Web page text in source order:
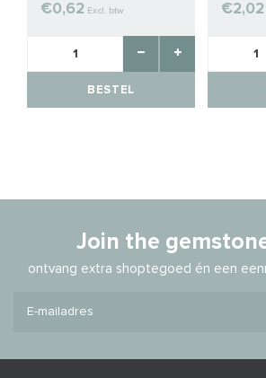
€0,62 Excl. btw
BESTEL
€2,02
Join the
ontvang extra shoptegoed én een